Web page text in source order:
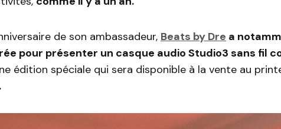
de son ambassadeur, Beats by Dre a
pour présenter un casque audio Studio3 sans fil
édition spéciale qui sera disponible à la vente au